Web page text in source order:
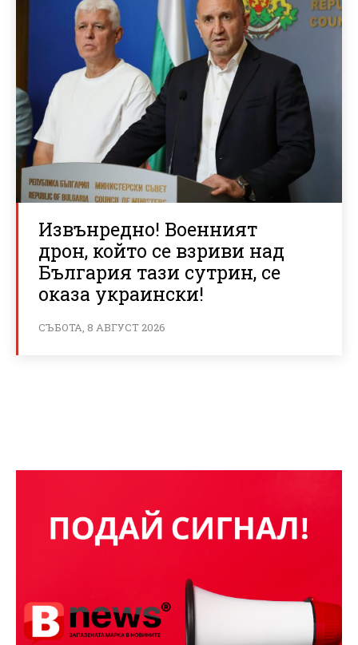
Извънредно! Военният
дрон, който се взриви над
България тази сутрин, се
оказа украински!
СЪБОТА, 8 АВГУСТ 2026